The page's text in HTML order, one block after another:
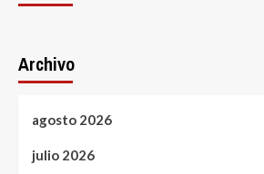
Archivo
agosto 2026
julio 2026